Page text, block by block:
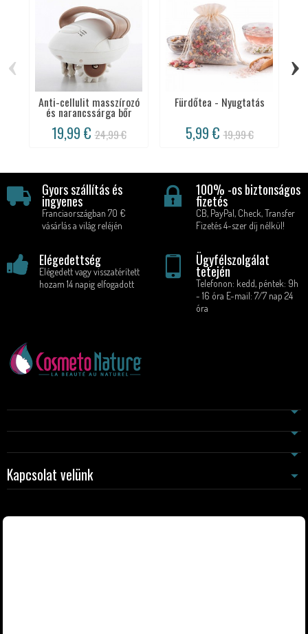
Anti-cellulit masszírozó
és narancssárga bőr
19,99 €24,99 €
Fürdőtea - Nyugtatás
5,99 €19,99 €
‹ ›
Gyors szállítás és
ingyenes
Franciaországban 70 €
vásárlás a világ reléjén
100% -os biztonságos
fizetés
CB, PayPal, Check, Transfer
Fizetés 4-szer díj nélkül!
Elégedettség
Elégedett vagy visszatérített
hozam 14 napig elfogadott
Ügyfélszolgálat
tetején
Telefonon: kedd, péntek: 9h
- 16 óra E-mail: 7/7 nap 24
óra
Kapcsolat velünk